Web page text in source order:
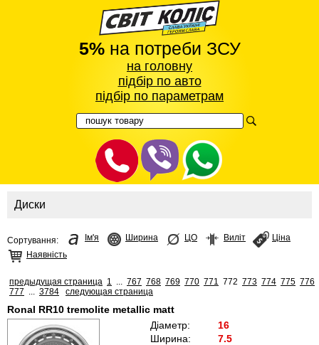
5%на потреби ЗСУ
на головну
підбір по авто
підбір по параметрам
Диски
Сортування: Ім'я Ширина ЦО Виліт
Ціна
Наявність
предыдущая страница 1 767 768 769 770 771 772 773 774 775 776
777
3784 следующая страница
Ronal RR10 tremolite metallic matt
Діаметр:
16
Ширина:
7.5